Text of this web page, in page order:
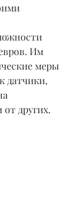
Им
меры
датчики,
других.